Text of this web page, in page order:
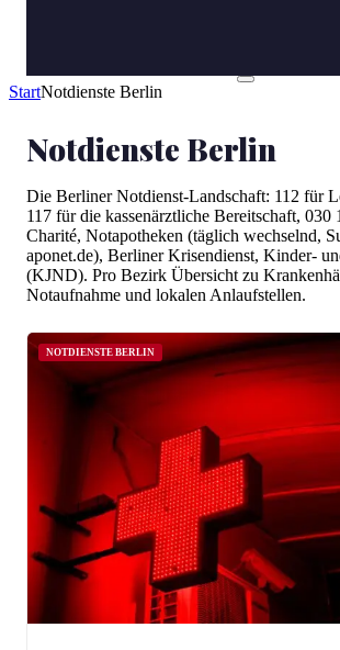
StartNotdienste Berlin
Notdienste Berlin
Die Berliner Notdienst-Landschaft: 112 für
117 für die kassenärztliche Bereitschaft,
Charité, Notapotheken (täglich wechselnd,
aponet.de), Berliner Krisendienst, Kinder-
(KJND). Pro Bezirk Übersicht zu
Notaufnahme und lokalen Anlaufstellen.
NOTDIENSTE BERLIN